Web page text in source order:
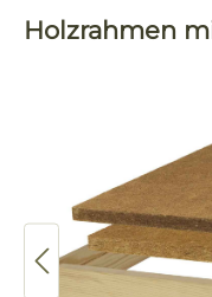
Holzrahmen